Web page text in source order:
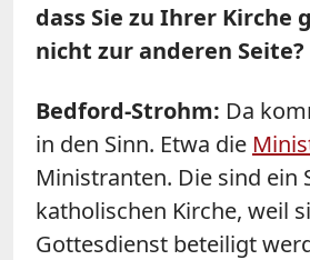
dass Sie zu Ihrer Kirche
nicht zur anderen Seite?
Bedford-Strohm: Da
in den Sinn. Etwa die
Ministranten. Die sind ein
katholischen Kirche, weil
Gottesdienst beteiligt